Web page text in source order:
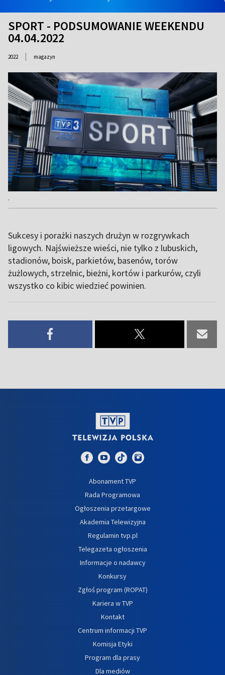
SPORT - PODSUMOWANIE WEEKENDU
04.04.2022
2022 | magazyn
.
Sukcesy i porażki naszych drużyn w rozgrywkach
ligowych. Najświeższe wieści, nie tylko z lubuskich,
stadionów, boisk, parkietów, basenów, torów
żużlowych, strzelnic, bieżni, kortów i parkurów, czyli
wszystko co kibic wiedzieć powinien.
Abonament TVP
Rada Programowa
Ogłoszenia przetargowe
Akademia Telewizyjna
Regulamin tvp.pl
Telegazeta ogłoszenia
Informacje o nadawcy
Konkursy
Zgłoś program (ROPAT)
Kariera w TVP
Kontakt
Centrum informacji TVP
Komisja Etyki
Program dla prasy
Dla mediów